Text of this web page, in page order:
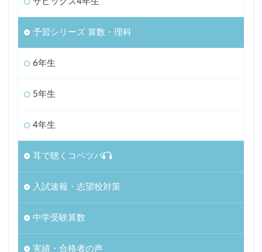
予習シリーズ 算数・理科
6年生
5年生
4年生
耳で聴くコベツバ
入試速報・志望校対策
中学受験算数
実績・合格者の声